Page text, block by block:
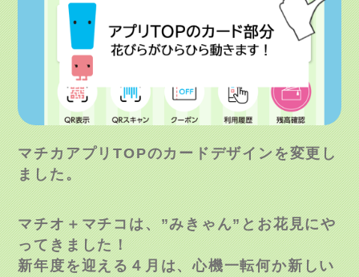
マチカアプリTOPのカードデザインを変更し
ました。
マチオ＋マチコは、”みきゃん”とお花見にや
ってきました！
新年度を迎える４月は、心機一転何か新しい